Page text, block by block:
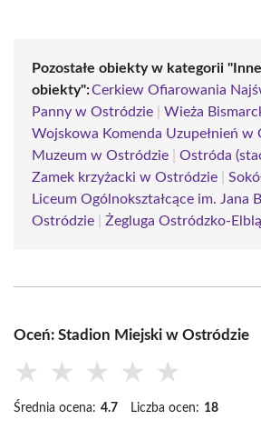
Pozostałe obiekty w kategorii "Inne
obiekty":Cerkiew Ofiarowania
Panny w Ostródzie
Wieża
Wojskowa Komenda Uzupełnień w
Muzeum w Ostródzie
Ostróda
Zamek krzyżacki w Ostródzie
Liceum Ogólnokształcące im. Jana
Ostródzie
Żegluga Ostródzko-
Oceń: Stadion Miejski w Ostródzie
★ ★ ★ ★ ★
Średnia ocena: 4.7 Liczba ocen: 18